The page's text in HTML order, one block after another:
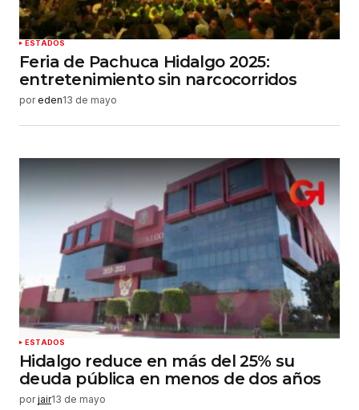
ESTADOS
Feria de Pachuca Hidalgo 2025:
entretenimiento sin narcocorridos
por eden13 de mayo
ESTADOS
Hidalgo reduce en más del 25% su
deuda pública en menos de dos años
por jair13 de mayo